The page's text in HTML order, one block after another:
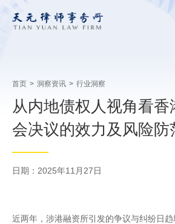
首页 > 洞察资讯 > 行业洞察
从内地债权人视角看香
会决议的效力及风险防
日期：2025年11月27日
近两年，涉港融资所引发的争议与纠纷日